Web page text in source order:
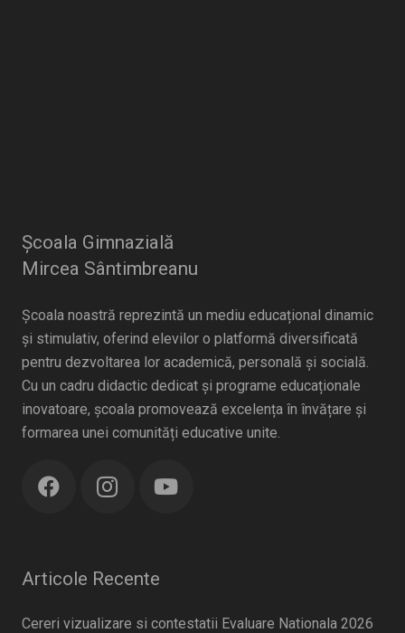
Școala Gimnazială
Mircea Sântimbreanu
Școala noastră reprezintă un mediu educațional dinamic
și stimulativ, oferind elevilor o platformă diversificată
pentru dezvoltarea lor academică, personală și socială.
Cu un cadru didactic dedicat și programe educaționale
inovatoare, școala promovează excelența în învățare și
formarea unei comunități educative unite.
Articole Recente
Cereri vizualizare si contestatii Evaluare Nationala 2026